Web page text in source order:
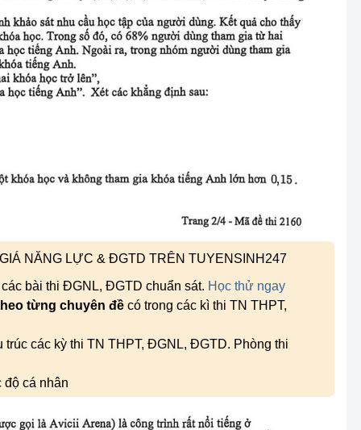
NĂNG LỰC & ĐGTD TRÊN TUYENSINH247
bài thi ĐGNL, ĐGTD chuẩn sát. Học thử ngay
từng chuyên đề có trong các kì thi TN THPT,
các kỳ thi TN THPT, ĐGNL, ĐGTD. Phòng thi
độ cá nhân